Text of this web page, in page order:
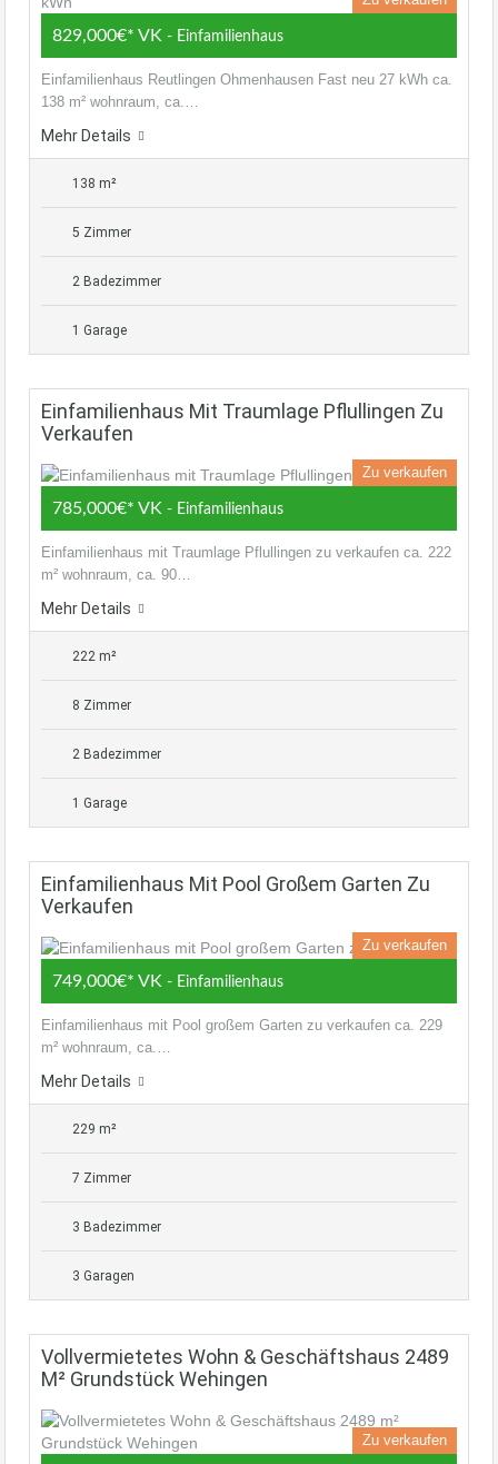
829,000€* VK - Einfamilienhaus
Einfamilienhaus Reutlingen Ohmenhausen Fast neu 27 kWh ca.
138 m² wohnraum, ca.…
Mehr Details
138 m²
5 Zimmer
2 Badezimmer
1 Garage
Einfamilienhaus Mit Traumlage Pflullingen Zu
Verkaufen
Zu verkaufen
785,000€* VK - Einfamilienhaus
Einfamilienhaus mit Traumlage Pflullingen zu verkaufen ca. 222
m² wohnraum, ca. 90…
Mehr Details
222 m²
8 Zimmer
2 Badezimmer
1 Garage
Einfamilienhaus Mit Pool Großem Garten Zu
Verkaufen
Zu verkaufen
749,000€* VK - Einfamilienhaus
Einfamilienhaus mit Pool großem Garten zu verkaufen ca. 229
m² wohnraum, ca.…
Mehr Details
229 m²
7 Zimmer
3 Badezimmer
3 Garagen
Vollvermietetes Wohn & Geschäftshaus 2489
M² Grundstück Wehingen
Zu verkaufen